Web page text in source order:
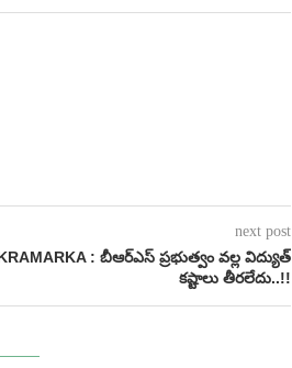
next post
: బీఆర్ఎస్ ప్రభుత్వం వల్ల విద్యుత్
కష్టాలు తీరలేదు..!!